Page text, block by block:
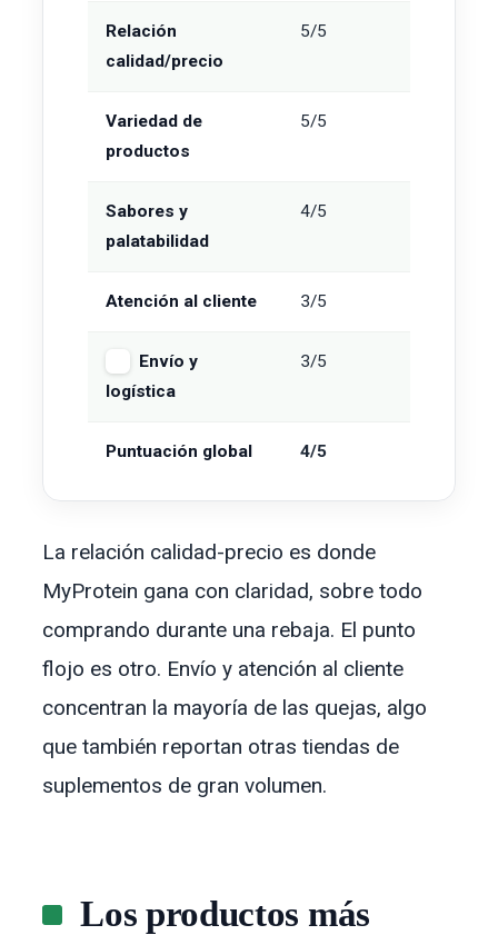
Relación
calidad/precio
5/5
Variedad de
productos
5/5
Sabores y
palatabilidad
4/5
Atención al cliente 3/5
Envío y
logística
3/5
Puntuación global 4/5
La relación calidad-precio es donde
MyProtein gana con claridad, sobre todo
comprando durante una rebaja. El punto
flojo es otro. Envío y atención al cliente
concentran la mayoría de las quejas, algo
que también reportan otras tiendas de
suplementos de gran volumen.
Los productos más